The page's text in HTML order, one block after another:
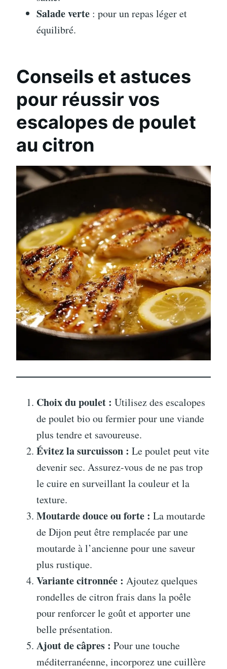
Salade verte : pour un repas léger et
équilibré.
Conseils et astuces
pour réussir vos
escalopes de poulet
au citron
Choix du poulet : Utilisez des escalopes
de poulet bio ou fermier pour une viande
plus tendre et savoureuse.
Évitez la surcuisson : Le poulet peut vite
devenir sec. Assurez-vous de ne pas trop
le cuire en surveillant la couleur et la
texture.
Moutarde douce ou forte : La moutarde
de Dijon peut être remplacée par une
moutarde à l’ancienne pour une saveur
plus rustique.
Variante citronnée : Ajoutez quelques
rondelles de citron frais dans la poêle
pour renforcer le goût et apporter une
belle présentation.
Ajout de câpres : Pour une touche
méditerranéenne, incorporez une cuillère